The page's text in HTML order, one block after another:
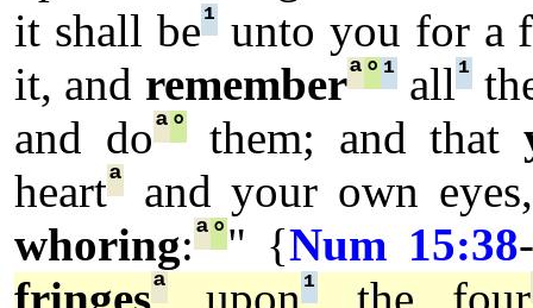
it shall be¹unto you for a
it, and rememberª° ¹all¹
and doª°them; and that
heartª and your own eyes,
whoring:ª°" {Num 15:38-
ª ¹